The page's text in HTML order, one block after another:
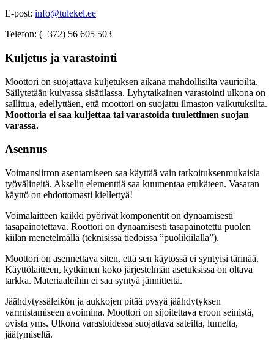
E-post: info@tulekel.ee
Telefon: (+372) 56 605 503
Kuljetus ja varastointi
Moottori on suojattava kuljetuksen aikana mahdollisilta vaurioilta.
Säilytetään kuivassa sisätilassa. Lyhytaikainen varastointi ulkona on
sallittua, edellyttäen, että moottori on suojattu ilmaston vaikutuksilta.
Moottoria ei saa kuljettaa tai varastoida tuulettimen suojan
varassa.
Asennus
Voimansiirron asentamiseen saa käyttää vain tarkoituksenmukaisia
työvälineitä. Akselin elementtiä saa kuumentaa etukäteen. Vasaran
käyttö on ehdottomasti kiellettyä!
Voimalaitteen kaikki pyörivät komponentit on dynaamisesti
tasapainotettava. Roottori on dynaamisesti tasapainotettu puolen
kiilan menetelmällä (teknisissä tiedoissa ”puolikiilalla”).
Moottori on asennettava siten, että sen käytössä ei syntyisi tärinää.
Käyttölaitteen, kytkimen koko järjestelmän asetuksissa on oltava
tarkka. Materiaaleihin ei saa syntyä jännitteitä.
Jäähdytyssäleikön ja aukkojen pitää pysyä jäähdytyksen
varmistamiseen avoimina. Moottori on sijoitettava eroon seinistä,
ovista yms. Ulkona varastoidessa suojattava sateilta, lumelta,
jäätymiseltä.